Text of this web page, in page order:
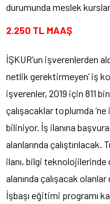
durumunda meslek
2.250 TL MAAŞ
İŞKUR’un işverenlerden
netlik gerektirmeyen’ iş
işverenler, 2019 için 811
çalışacaklar toplumda ‘ne
biliniyor. İş ilanına
alanlarında
ilanı, bilgi teknolojilerinde
alanında çalışacak
İşbaşı eğitimi programı